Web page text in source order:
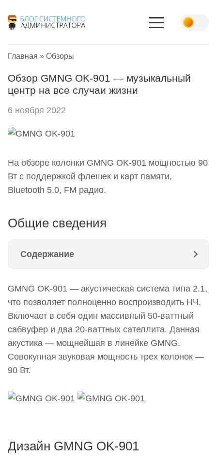
Главная » Обзоры
Обзор GMNG OK-901 — музыкальный
центр на все случаи жизни
6 ноября 2022
На обзоре колонки GMNG OK-901 мощностью 90
Вт с поддержкой флешек и карт памяти,
Bluetooth 5.0, FM радио.
Общие сведения
Содержание
Дизайн GMNG OK-901
Подготовка GMNG OK-901 к эксплуатации
Потребительские качества
Удобные голосовые подсказки
Поддерживает флешки и карты памяти
Радио, телевизор, компьютер
Главные характеристики стационарной акустики
GMNG OK-901 — акустическая система типа 2.1,
что позволяет полноценно воспроизводить НЧ.
Включает в себя один массивный 50-ваттный
сабвуфер и два 20-ваттных сателлита. Данная
акустика — мощнейшая в линейке GMNG.
Совокупная звуковая мощность трех колонок —
90 Вт.
Дизайн GMNG OK-901